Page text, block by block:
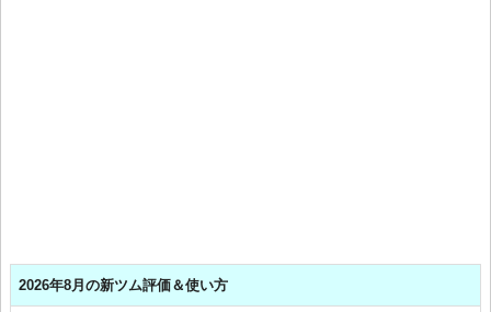
2026年8月の新ツム評価＆使い方